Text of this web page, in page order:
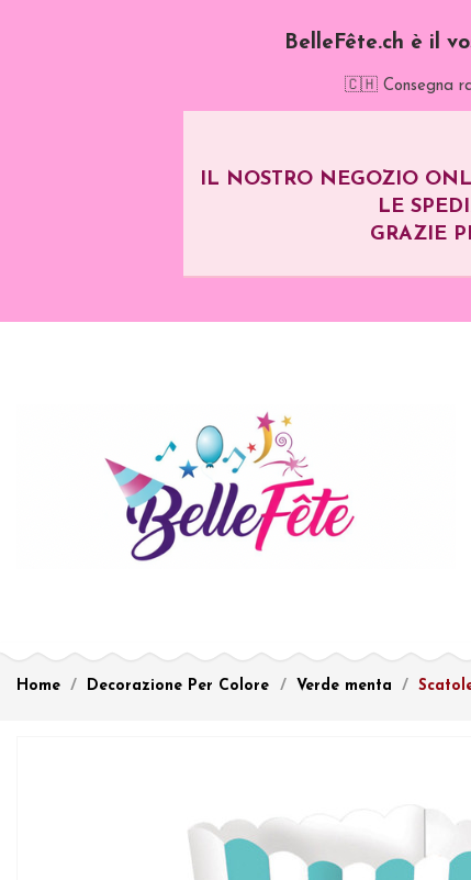
BelleFête.ch è il
🇨🇭 Consegna
IL NOSTRO NEGOZIO
LE
GRAZIE
Home Decorazione Per Colore Verde menta